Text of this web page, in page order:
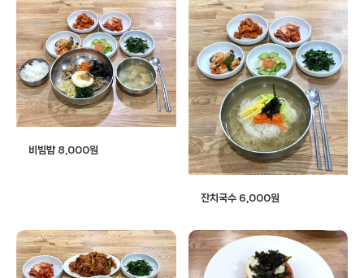
비빔밥 8,000원
잔치국수 6,000원